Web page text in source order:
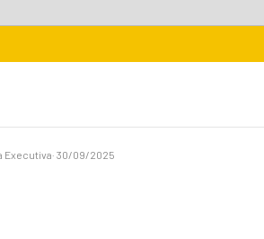
Executiva· 30/09/2025